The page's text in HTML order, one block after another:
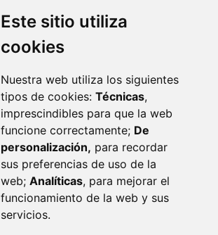
Este sitio utiliza
cookies
Nuestra web utiliza los siguientes
tipos de cookies: Técnicas,
imprescindibles para que la web
funcione correctamente; De
personalización, para recordar
sus preferencias de uso de la
web; Analíticas, para mejorar el
funcionamiento de la web y sus
servicios.
22400 MONZÓN - ARAGÓN (ESPAÑA)
· (34) 974 400 700 ·
sac@monzon.es
monzon.es